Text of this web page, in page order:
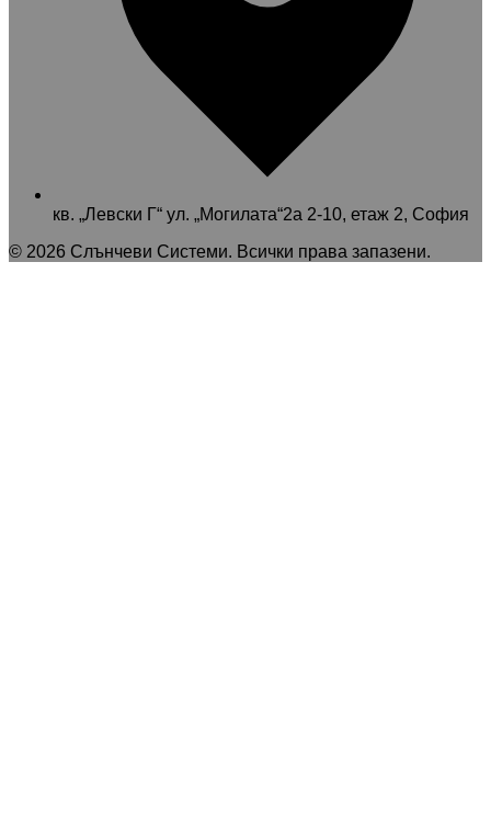
кв. „Левски Г“ ул. „Могилата“2а 2-10, етаж 2, София
© 2026 Слънчеви Системи. Всички права запазени.